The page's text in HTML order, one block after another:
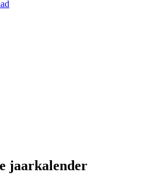
jaarkalender